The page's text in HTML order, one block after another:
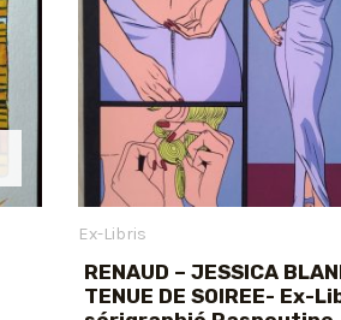
Ex-Libris
RENAUD – JESSICA
TENUE DE SOIREE- Ex-